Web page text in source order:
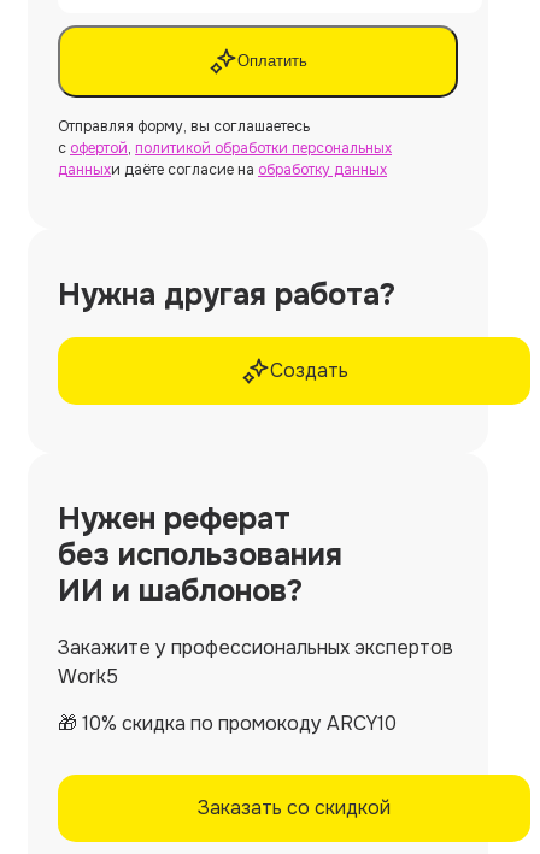
Оплатить
Отправляя форму, вы соглашаетесь
с офертой, политикой обработки персональных
данныхи даёте согласие на обработку данных
Нужна другая работа?
Создать
Нужен реферат
без использования
ИИ и шаблонов?
Закажите у профессиональных экспертов
Work5
🎁 10% скидка по промокоду ARCY10
Заказать со скидкой